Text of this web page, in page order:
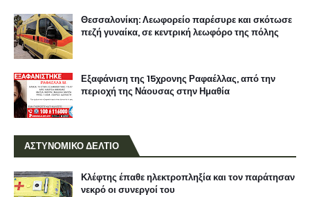
Θεσσαλονίκη: Λεωφορείο παρέσυρε και σκότωσε
πεζή γυναίκα, σε κεντρική λεωφόρο της πόλης
Εξαφάνιση της 15χρονης Ραφαέλλας, από την
περιοχή της Νάουσας στην Ημαθία
ΑΣΤΥΝΟΜΙΚΟ ΔΕΛΤΙΟ
Κλέφτης έπαθε ηλεκτροπληξία και τον παράτησαν
νεκρό οι συνεργοί του